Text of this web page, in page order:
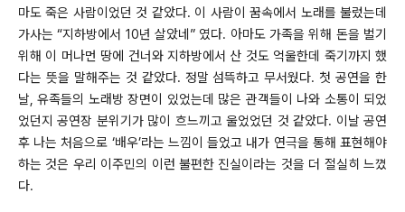
마도 죽은 사람이었던 것 같았다. 이 사람이 꿈속에서 노래를 불렀는데
가사는 “지하방에서 10년 살았네” 였다. 아마도 가족을 위해 돈을 벌기
위해 이 머나먼 땅에 건너와 지하방에서 산 것도 억울한데 죽기까지 했
다는 뜻을 말해주는 것 같았다. 정말 섬뜩하고 무서웠다. 첫 공연을 한
날, 유족들의 노래방 장면이 있었는데 많은 관객들이 나와 소통이 되었
었던지 공연장 분위기가 많이 흐느끼고 울었었던 것 같았다. 이날 공연
후 나는 처음으로 ‘배우’라는 느낌이 들었고 내가 연극을 통해 표현해야
하는 것은 우리 이주민의 이런 불편한 진실이라는 것을 더 절실히 느꼈
다.